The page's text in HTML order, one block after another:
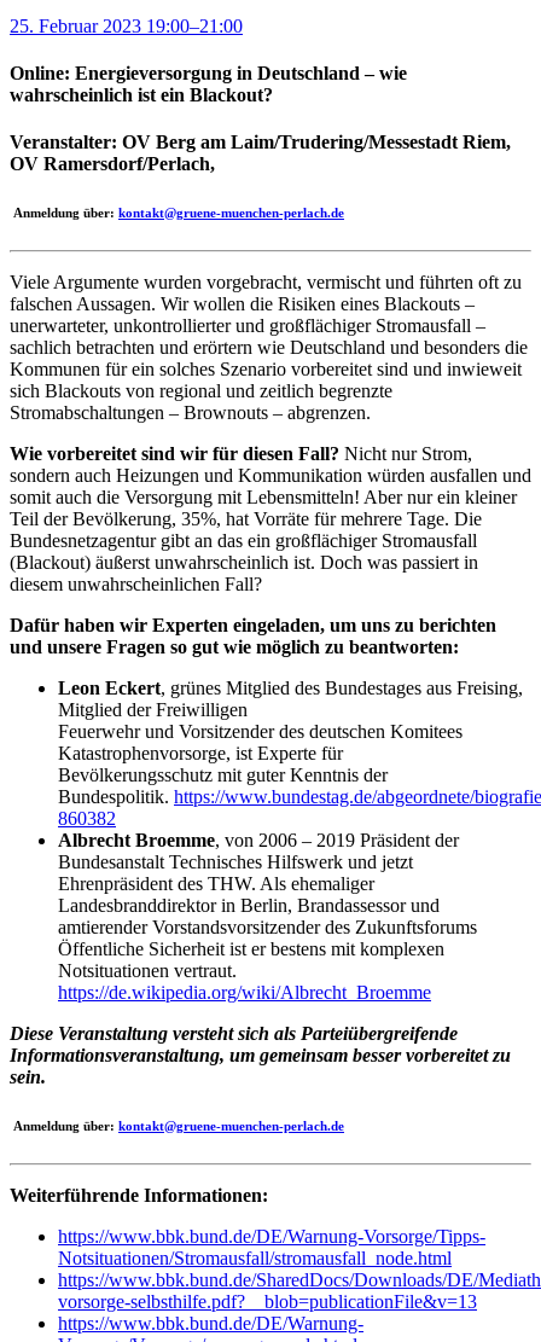
25. Februar 2023 19:00–21:00
Online: Energieversorgung in Deutschland – wie
wahrscheinlich ist ein Blackout?
Veranstalter: OV Berg am Laim/Trudering/Messestadt Riem,
OV Ramersdorf/Perlach,
Anmeldung über: kontakt@gruene-muenchen-perlach.de
Viele Argumente wurden vorgebracht, vermischt und führten oft zu
falschen Aussagen. Wir wollen die Risiken eines Blackouts –
unerwarteter, unkontrollierter und großflächiger Stromausfall –
sachlich betrachten und erörtern wie Deutschland und besonders die
Kommunen für ein solches Szenario vorbereitet sind und inwieweit
sich Blackouts von regional und zeitlich begrenzte
Stromabschaltungen – Brownouts – abgrenzen.
Wie vorbereitet sind wir für diesen Fall? Nicht nur Strom,
sondern auch Heizungen und Kommunikation würden ausfallen und
somit auch die Versorgung mit Lebensmitteln! Aber nur ein kleiner
Teil der Bevölkerung, 35%, hat Vorräte für mehrere Tage. Die
Bundesnetzagentur gibt an das ein großflächiger Stromausfall
(Blackout) äußerst unwahrscheinlich ist. Doch was passiert in
diesem unwahrscheinlichen Fall?
Dafür haben wir Experten eingeladen, um uns zu berichten
und unsere Fragen so gut wie möglich zu beantworten:
Leon Eckert, grünes Mitglied des Bundestages aus Freising,
Mitglied der Freiwilligen
Feuerwehr und Vorsitzender des deutschen Komitees
Katastrophenvorsorge, ist Experte für
Bevölkerungsschutz mit guter Kenntnis der
Bundespolitik. https://www.bundestag.de/abgeordnete/
860382
Albrecht Broemme, von 2006 – 2019 Präsident der
Bundesanstalt Technisches Hilfswerk und jetzt
Ehrenpräsident des THW. Als ehemaliger
Landesbranddirektor in Berlin, Brandassessor und
amtierender Vorstandsvorsitzender des Zukunftsforums
Öffentliche Sicherheit ist er bestens mit komplexen
Notsituationen vertraut.
https://de.wikipedia.org/wiki/Albrecht_Broemme
Diese Veranstaltung versteht sich als Parteiübergreifende
Informationsveranstaltung, um gemeinsam besser vorbereitet zu
sein.
Anmeldung über: kontakt@gruene-muenchen-perlach.de
Weiterführende Informationen:
https://www.bbk.bund.de/DE/Warnung-Vorsorge/Tipps-
Notsituationen/Stromausfall/stromausfall_node.html
https://www.bbk.bund.de/SharedDocs/Downloads/DE/
vorsorge-selbsthilfe.pdf?__blob=publicationFile&v=13
https://www.bbk.bund.de/DE/Warnung-